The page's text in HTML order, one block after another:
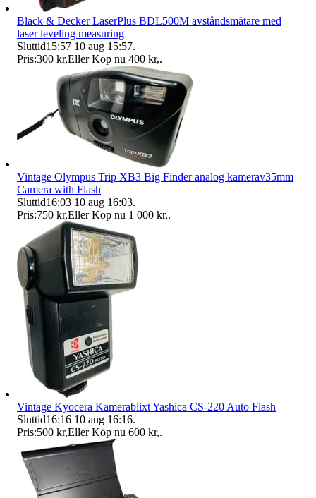
Black & Decker LaserPlus BDL500M avståndsmätare med
laser leveling measuring
Sluttid15:57 10 aug 15:57.
Pris:300 kr,Eller Köp nu 400 kr,.
Vintage Olympus Trip XB3 Big Finder analog kamerav35mm
Camera with Flash
Sluttid16:03 10 aug 16:03.
Pris:750 kr,Eller Köp nu 1 000 kr,.
Vintage Kyocera Kamerablixt Yashica CS-220 Auto Flash
Sluttid16:16 10 aug 16:16.
Pris:500 kr,Eller Köp nu 600 kr,.